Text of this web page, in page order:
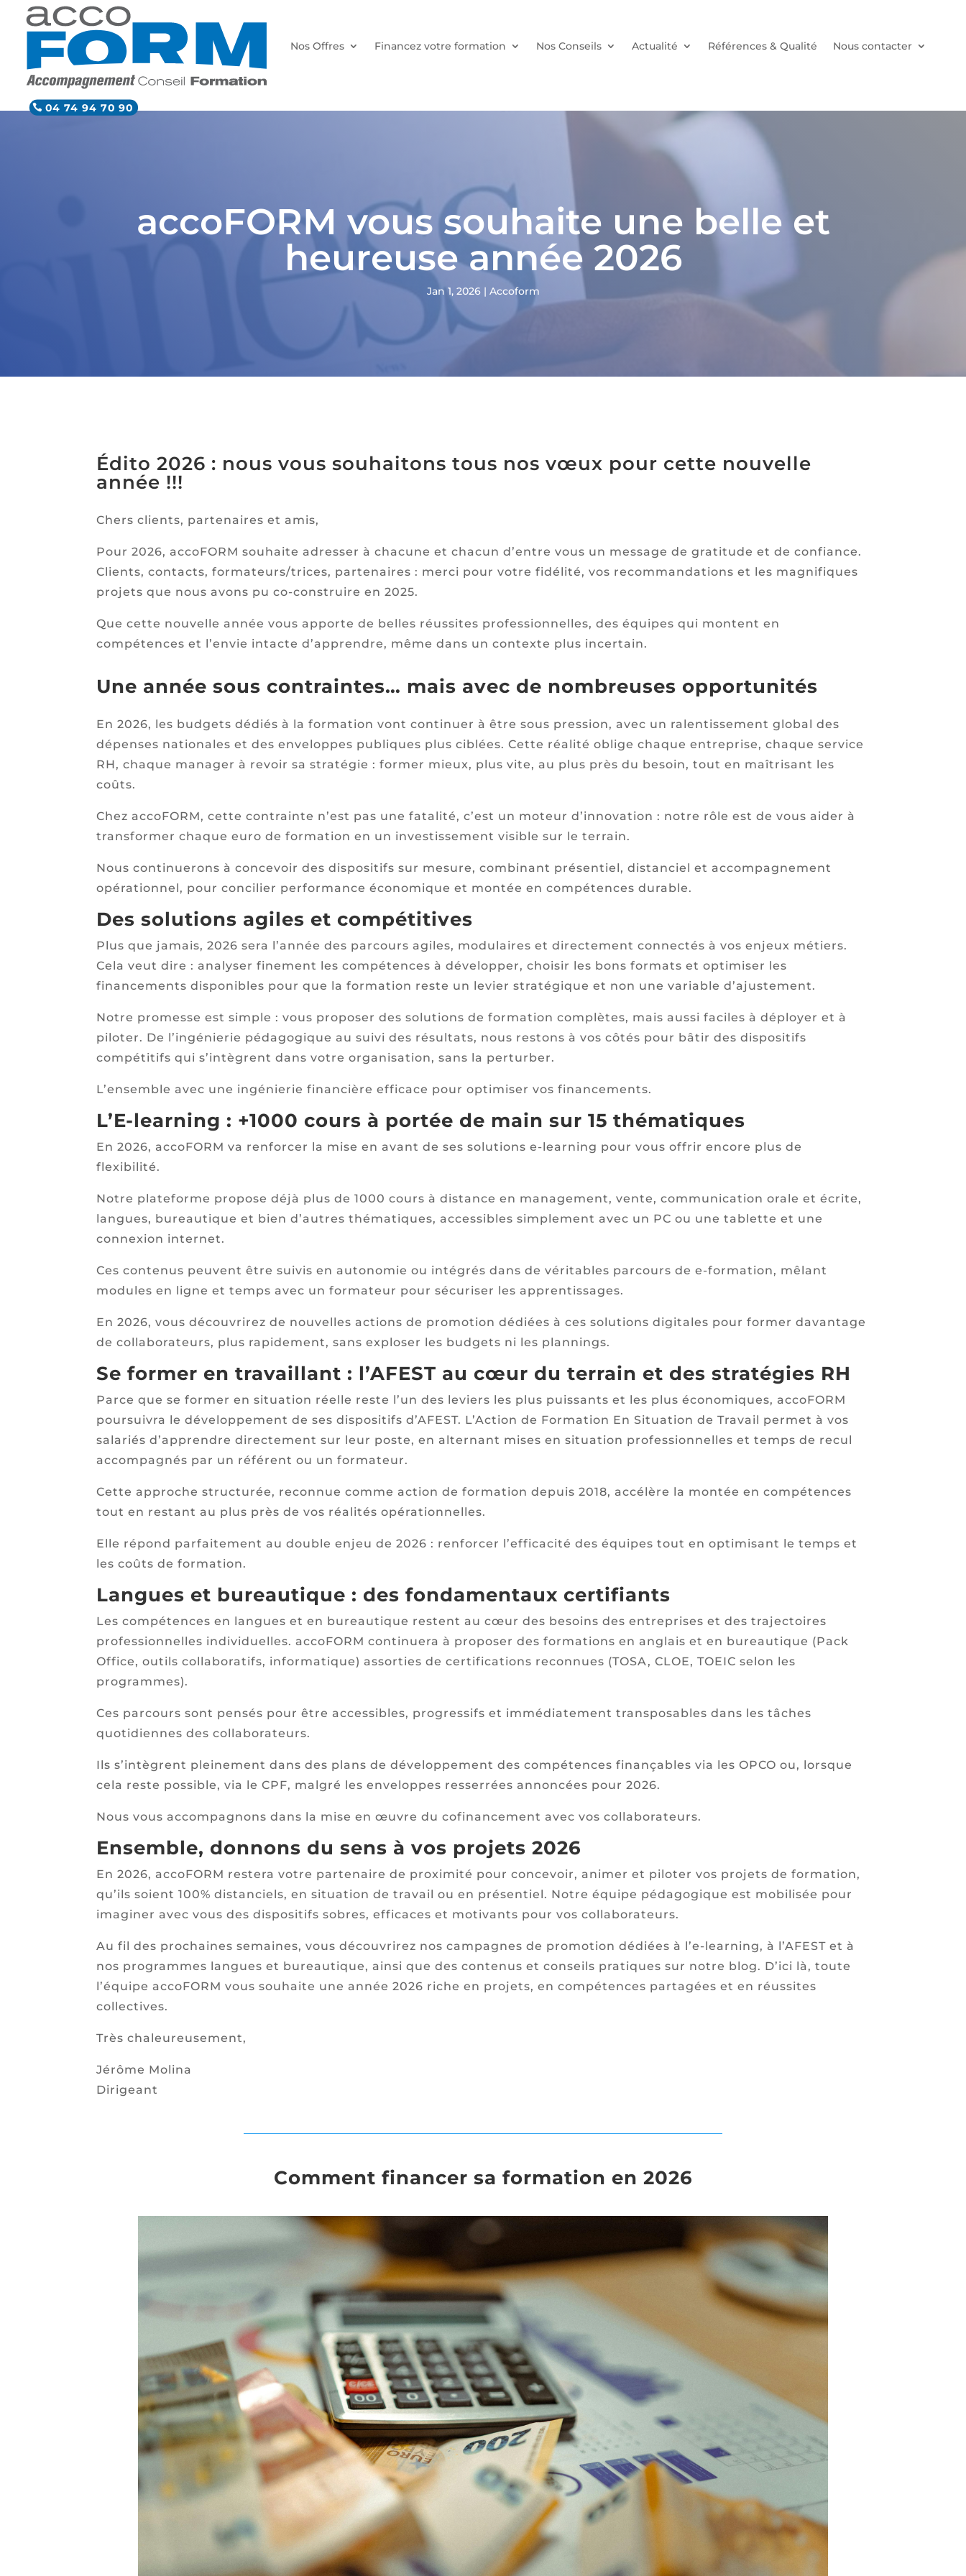
Nos Offres Financez votre formation Nos Conseils Actualité Références & Qualité Nous contacter
04 74 94 70 90
accoFORM vous souhaite une belle et
heureuse année 2026
Jan 1, 2026| Accoform
Édito 2026 : nous vous souhaitons tous nos vœux pour cette nouvelle
année !!!
Chers clients, partenaires et amis,
Pour 2026, accoFORM souhaite adresser à chacune et chacun d’entre vous un message de gratitude et de confiance.
Clients, contacts, formateurs/trices, partenaires : merci pour votre fidélité, vos recommandations et les magnifiques
projets que nous avons pu co-construire en 2025.
Que cette nouvelle année vous apporte de belles réussites professionnelles, des équipes qui montent en
compétences et l’envie intacte d’apprendre, même dans un contexte plus incertain.
Une année sous contraintes… mais avec de nombreuses opportunités
En 2026, les budgets dédiés à la formation vont continuer à être sous pression, avec un ralentissement global des
dépenses nationales et des enveloppes publiques plus ciblées. Cette réalité oblige chaque entreprise, chaque service
RH, chaque manager à revoir sa stratégie : former mieux, plus vite, au plus près du besoin, tout en maîtrisant les
coûts.
Chez accoFORM, cette contrainte n’est pas une fatalité, c’est un moteur d’innovation : notre rôle est de vous aider à
transformer chaque euro de formation en un investissement visible sur le terrain.
Nous continuerons à concevoir des dispositifs sur mesure, combinant présentiel, distanciel et accompagnement
opérationnel, pour concilier performance économique et montée en compétences durable.
Des solutions agiles et compétitives
Plus que jamais, 2026 sera l’année des parcours agiles, modulaires et directement connectés à vos enjeux métiers.
Cela veut dire : analyser finement les compétences à développer, choisir les bons formats et optimiser les
financements disponibles pour que la formation reste un levier stratégique et non une variable d’ajustement.
Notre promesse est simple : vous proposer des solutions de formation complètes, mais aussi faciles à déployer et à
piloter. De l’ingénierie pédagogique au suivi des résultats, nous restons à vos côtés pour bâtir des dispositifs
compétitifs qui s’intègrent dans votre organisation, sans la perturber.
L’ensemble avec une ingénierie financière efficace pour optimiser vos financements.
L’E-learning : +1000 cours à portée de main sur 15 thématiques
En 2026, accoFORM va renforcer la mise en avant de ses solutions e-learning pour vous offrir encore plus de
flexibilité.
Notre plateforme propose déjà plus de 1000 cours à distance en management, vente, communication orale et écrite,
langues, bureautique et bien d’autres thématiques, accessibles simplement avec un PC ou une tablette et une
connexion internet.
Ces contenus peuvent être suivis en autonomie ou intégrés dans de véritables parcours de e-formation, mêlant
modules en ligne et temps avec un formateur pour sécuriser les apprentissages.
En 2026, vous découvrirez de nouvelles actions de promotion dédiées à ces solutions digitales pour former davantage
de collaborateurs, plus rapidement, sans exploser les budgets ni les plannings.
Se former en travaillant : l’AFEST au cœur du terrain et des stratégies RH
Parce que se former en situation réelle reste l’un des leviers les plus puissants et les plus économiques, accoFORM
poursuivra le développement de ses dispositifs d’AFEST. L’Action de Formation En Situation de Travail permet à vos
salariés d’apprendre directement sur leur poste, en alternant mises en situation professionnelles et temps de recul
accompagnés par un référent ou un formateur.
Cette approche structurée, reconnue comme action de formation depuis 2018, accélère la montée en compétences
tout en restant au plus près de vos réalités opérationnelles.
Elle répond parfaitement au double enjeu de 2026 : renforcer l’efficacité des équipes tout en optimisant le temps et
les coûts de formation.
Langues et bureautique : des fondamentaux certifiants
Les compétences en langues et en bureautique restent au cœur des besoins des entreprises et des trajectoires
professionnelles individuelles. accoFORM continuera à proposer des formations en anglais et en bureautique (Pack
Office, outils collaboratifs, informatique) assorties de certifications reconnues (TOSA, CLOE, TOEIC selon les
programmes).
Ces parcours sont pensés pour être accessibles, progressifs et immédiatement transposables dans les tâches
quotidiennes des collaborateurs.
Ils s’intègrent pleinement dans des plans de développement des compétences finançables via les OPCO ou, lorsque
cela reste possible, via le CPF, malgré les enveloppes resserrées annoncées pour 2026.
Nous vous accompagnons dans la mise en œuvre du cofinancement avec vos collaborateurs.
Ensemble, donnons du sens à vos projets 2026
En 2026, accoFORM restera votre partenaire de proximité pour concevoir, animer et piloter vos projets de formation,
qu’ils soient 100% distanciels, en situation de travail ou en présentiel. Notre équipe pédagogique est mobilisée pour
imaginer avec vous des dispositifs sobres, efficaces et motivants pour vos collaborateurs.
Au fil des prochaines semaines, vous découvrirez nos campagnes de promotion dédiées à l’e-learning, à l’AFEST et à
nos programmes langues et bureautique, ainsi que des contenus et conseils pratiques sur notre blog. D’ici là, toute
l’équipe accoFORM vous souhaite une année 2026 riche en projets, en compétences partagées et en réussites
collectives.
Très chaleureusement,
Jérôme Molina
Dirigeant
Comment financer sa formation en 2026